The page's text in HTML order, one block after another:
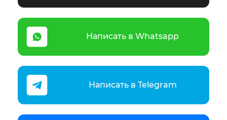
Написать в Whatsapp
Написать в Telegram